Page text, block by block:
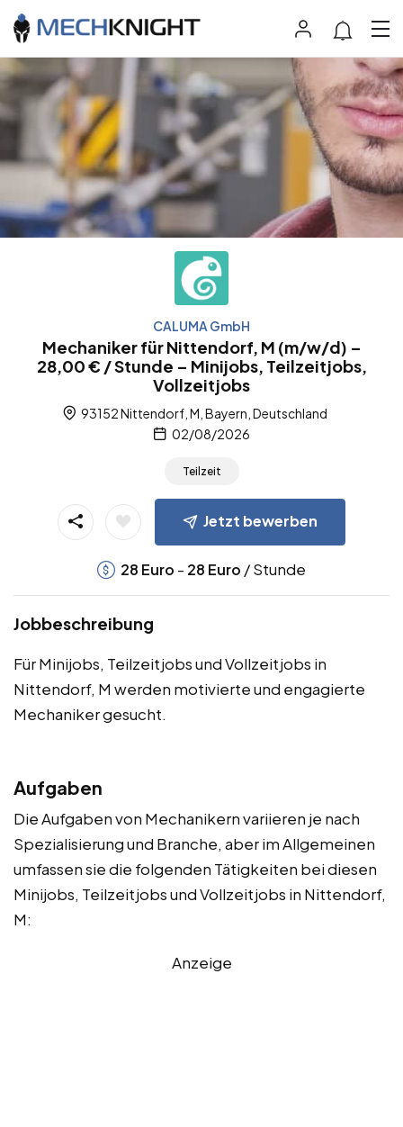
CALUMA GmbH
Mechaniker für Nittendorf, M (m/w/d) –
28,00 € / Stunde – Minijobs, Teilzeitjobs,
Vollzeitjobs
93152 Nittendorf, M, Bayern, Deutschland
02/08/2026
Teilzeit
Jetzt bewerben
28 Euro - 28 Euro / Stunde
Jobbeschreibung
Für Minijobs, Teilzeitjobs und Vollzeitjobs in
Nittendorf, M werden motivierte und engagierte
Mechaniker gesucht.
Aufgaben
Die Aufgaben von Mechanikern variieren je nach
Spezialisierung und Branche, aber im Allgemeinen
umfassen sie die folgenden Tätigkeiten bei diesen
Minijobs, Teilzeitjobs und Vollzeitjobs in Nittendorf,
M:
Anzeige